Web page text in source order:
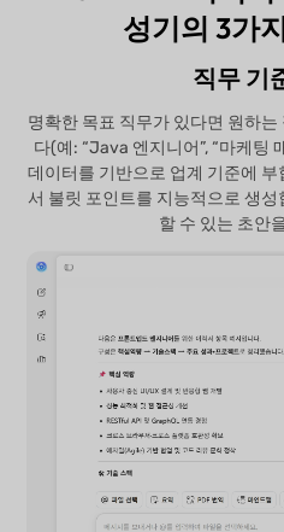
성기의 3가
직무 기
명확한 목표 직무가 있다면 원하
다(예: “Java 엔지니어”, “마케팅
데이터를 기반으로 업계 기준에
서 불릿 포인트를 지능적으로 생
할 수 있는 초안